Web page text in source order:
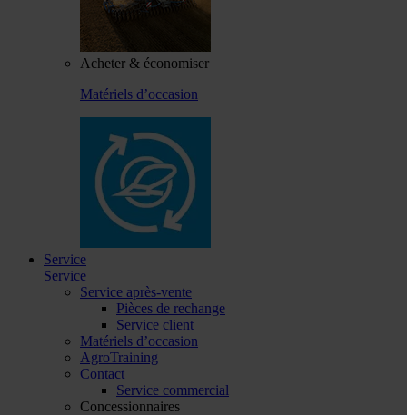
Acheter & économiser
Matériels d’occasion
Service
Service
Service après-vente
Pièces de rechange
Service client
Matériels d’occasion
AgroTraining
Contact
Service commercial
Concessionnaires